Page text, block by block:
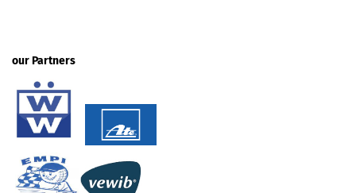
our Partners